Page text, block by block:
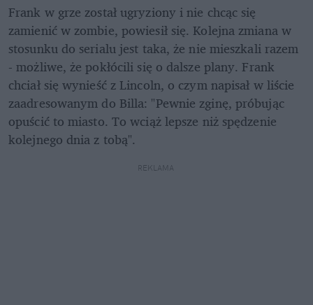
Frank w grze został ugryziony i nie chcąc się
zamienić w zombie, powiesił się. Kolejna zmiana w
stosunku do serialu jest taka, że nie mieszkali razem
- możliwe, że pokłócili się o dalsze plany. Frank
chciał się wynieść z Lincoln, o czym napisał w liście
zaadresowanym do Billa: "Pewnie zginę, próbując
opuścić to miasto. To wciąż lepsze niż spędzenie
kolejnego dnia z tobą".
REKLAMA